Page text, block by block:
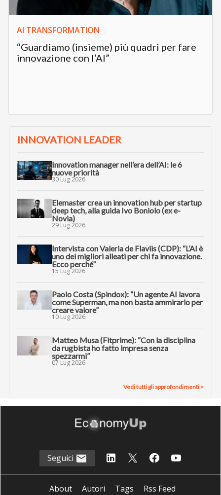
AI TRANSFORMATION
“Guardiamo (insieme) più quadri per fare
innovazione con l’AI”
INNOVATION LEADER
Innovation manager nell’era dell’AI: le 6
nuove priorità
30 Lug 2026
Elemaster crea un innovation hub per startup
deep tech, alla guida Ivo Boniolo (ex e-
Novia)
29 Lug 2026
Intervista con Valeria de Flaviis (CDP): “L’AI è
uno dei migliori alleati per chi fa innovazione.
Ecco perché”
15 Lug 2026
Paolo Costa (Spindox): “Un agente AI lavora
come Superman, ma non basta ammirarlo per
creare valore”
10 Lug 2026
Matteo Musa (Fitprime): “Con la disciplina
da rugbista ho fatto impresa senza
spezzarmi”
07 Lug 2026
Vedi tutti gli approfondimenti >
Seguici
About Autori Tags Rss Feed